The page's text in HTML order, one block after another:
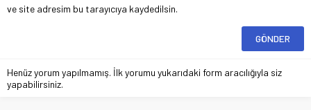
ve site adresim bu tarayıcıya kaydedilsin.
Henüz yorum yapılmamış. İlk yorumu yukarıdaki form aracılığıyla siz
yapabilirsiniz.